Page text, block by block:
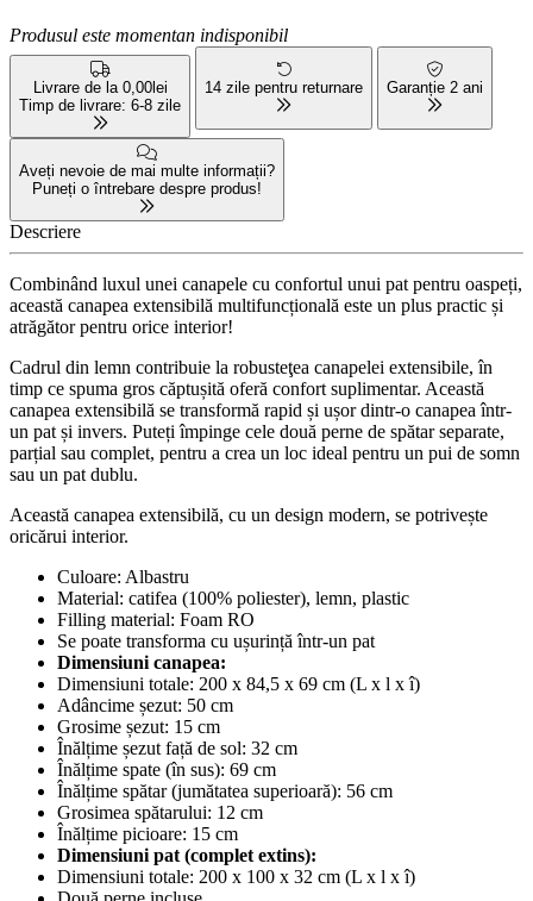
Produsul este momentan indisponibil
Livrare de la 0,00lei
Timp de livrare: 6-8 zile
14 zile pentru returnare Garanție 2 ani
Aveți nevoie de mai multe informații?
Puneți o întrebare despre produs!
Descriere
Combinând luxul unei canapele cu confortul unui pat pentru oaspeți,
această canapea extensibilă multifuncțională este un plus practic și
atrăgător pentru orice interior!
Cadrul din lemn contribuie la robusteţea canapelei extensibile, în
timp ce spuma gros căptușită oferă confort suplimentar. Această
canapea extensibilă se transformă rapid și ușor dintr-o canapea într-
un pat și invers. Puteți împinge cele două perne de spătar separate,
parțial sau complet, pentru a crea un loc ideal pentru un pui de somn
sau un pat dublu.
Această canapea extensibilă, cu un design modern, se potrivește
oricărui interior.
Culoare: Albastru
Material: catifea (100% poliester), lemn, plastic
Filling material: Foam RO
Se poate transforma cu ușurință într-un pat
Dimensiuni canapea:
Dimensiuni totale: 200 x 84,5 x 69 cm (L x l x î)
Adâncime șezut: 50 cm
Grosime șezut: 15 cm
Înălțime șezut față de sol: 32 cm
Înălțime spate (în sus): 69 cm
Înălțime spătar (jumătatea superioară): 56 cm
Grosimea spătarului: 12 cm
Înălțime picioare: 15 cm
Dimensiuni pat (complet extins):
Dimensiuni totale: 200 x 100 x 32 cm (L x l x î)